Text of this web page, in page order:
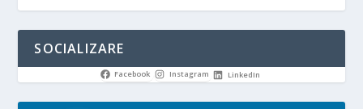
SOCIALIZARE
Facebook Instagram LinkedIn